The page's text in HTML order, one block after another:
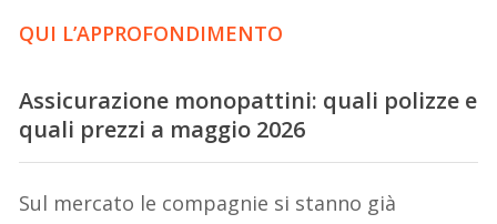
QUI L’APPROFONDIMENTO
Assicurazione monopattini: quali polizze e
quali prezzi a maggio 2026
Sul mercato le compagnie si stanno già